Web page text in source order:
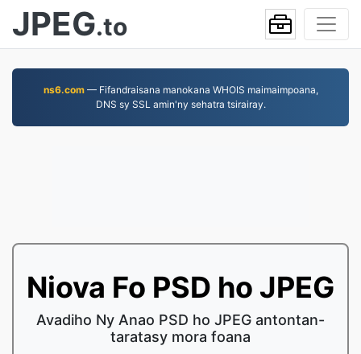
JPEG.to
ns6.com— Fifandraisana manokana WHOIS maimaimpoana,
DNS sy SSL amin'ny sehatra tsirairay.
Niova Fo PSD ho JPEG
Avadiho Ny Anao PSD ho JPEG antontan-
taratasy mora foana